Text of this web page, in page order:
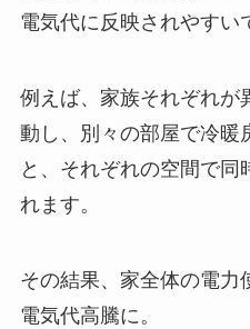
電気代に反映されやすい
例えば、家族それぞれが
動し、別々の部屋で冷暖
と、それぞれの空間で同
れます。
その結果、家全体の電力
電気代高騰に。